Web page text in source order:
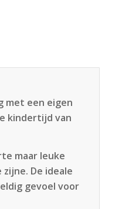
met een eigen
kindertijd van
maar leuke
De ideale
gevoel voor